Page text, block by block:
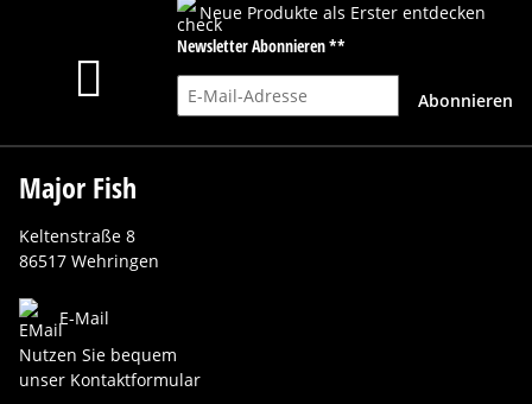
Neue Produkte als Erster entdecken
Newsletter Abonnieren **
E-Mail-Adresse
Abonnieren
Major Fish
Keltenstraße 8
86517 Wehringen
E-Mail
Nutzen Sie bequem
unser Kontaktformular